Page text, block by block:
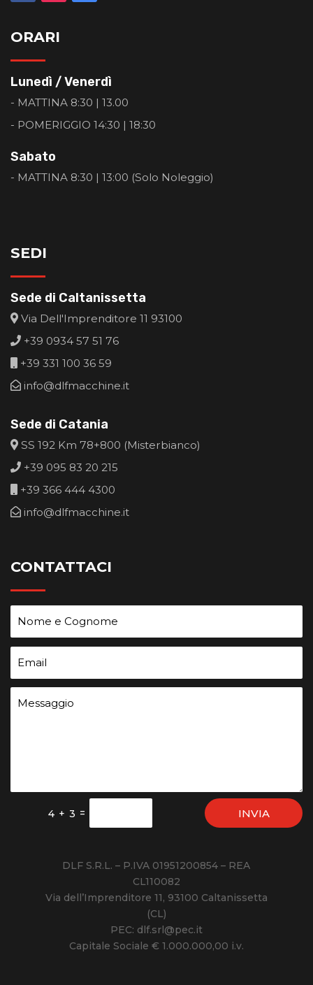
ORARI
Lunedì / Venerdì
- MATTINA 8:30 | 13.00
- POMERIGGIO 14:30 | 18:30
Sabato
- MATTINA 8:30 | 13:00 (Solo Noleggio)
SEDI
Sede di Caltanissetta
Via Dell'Imprenditore 11 93100
+39 0934 57 51 76
+39 331 100 36 59
info@dlfmacchine.it
Sede di Catania
SS 192 Km 78+800 (Misterbianco)
+39 095 83 20 215
+39 366 444 4300
info@dlfmacchine.it
CONTATTACI
4 + 3 = INVIA
DLF S.R.L. – P.IVA 01951200854 – REA
CL110082
Via dell’Imprenditore 11, 93100 Caltanissetta
(CL)
PEC: dlf.srl@pec.it
Capitale Sociale € 1.000.000,00 i.v.